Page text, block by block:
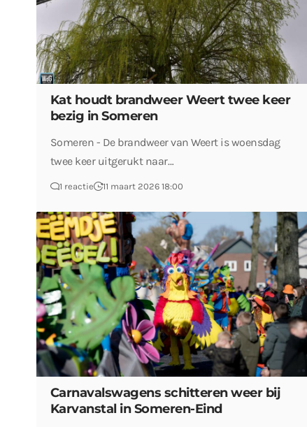
Kat houdt brandweer Weert twee keer
bezig in Someren
Someren - De brandweer van Weert is woensdag
twee keer uitgerukt naar…
1 reactie 11 maart 2026 18:00
Carnavalswagens schitteren weer bij
Karvanstal in Someren-Eind